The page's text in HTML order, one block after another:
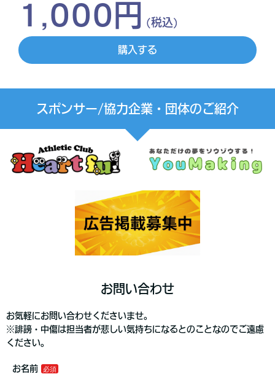
1,000円 (税込)
購入する
スポンサー/協力企業・団体のご紹介
お問い合わせ
お気軽にお問い合わせくださいませ。
※誹謗・中傷は担当者が悲しい気持ちになるとのことなのでご遠慮
ください。
お名前